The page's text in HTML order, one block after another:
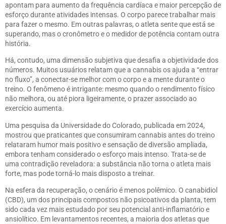
apontam para aumento da frequência cardíaca e maior percepção de
esforço durante atividades intensas. O corpo parece trabalhar mais
para fazer o mesmo. Em outras palavras, o atleta sente que está se
superando, mas o cronômetro e o medidor de potência contam outra
história.
Há, contudo, uma dimensão subjetiva que desafia a objetividade dos
números. Muitos usuários relatam que a cannabis os ajuda a “entrar
no fluxo”, a conectar-se melhor com o corpo e a mente durante o
treino. O fenômeno é intrigante: mesmo quando o rendimento físico
não melhora, ou até piora ligeiramente, o prazer associado ao
exercício aumenta.
Uma pesquisa da Universidade do Colorado, publicada em 2024,
mostrou que praticantes que consumiram cannabis antes do treino
relataram humor mais positivo e sensação de diversão ampliada,
embora tenham considerado o esforço mais intenso. Trata-se de
uma contradição reveladora: a substância não torna o atleta mais
forte, mas pode torná-lo mais disposto a treinar.
Na esfera da recuperação, o cenário é menos polêmico. O canabidiol
(CBD), um dos principais compostos não psicoativos da planta, tem
sido cada vez mais estudado por seu potencial anti-inflamatório e
ansiolítico. Em levantamentos recentes, a maioria dos atletas que